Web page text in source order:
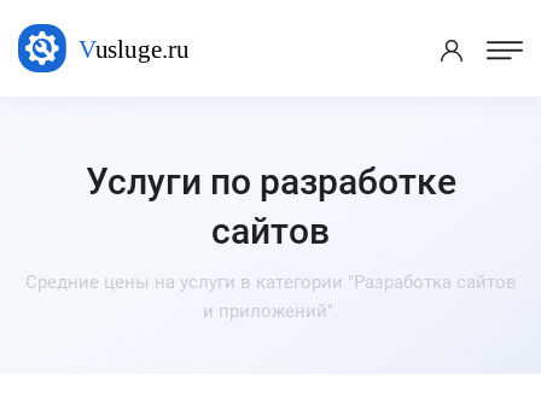
Услуги по разработке
сайтов
Средние цены на услуги в категории "Разработка сайтов
и приложений".